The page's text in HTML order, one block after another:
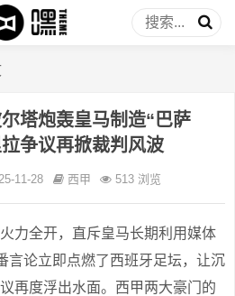
塔炮轰皇马制造“巴萨
争议再掀裁判风波
11-28 西甲 513 浏览
力全开，直斥皇马长期利用媒体
言论立即点燃了西班牙足坛，让沉
再度浮出水面。西甲两大豪门的